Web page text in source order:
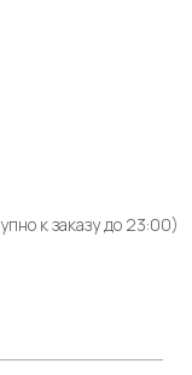
к заказу до 23:00)